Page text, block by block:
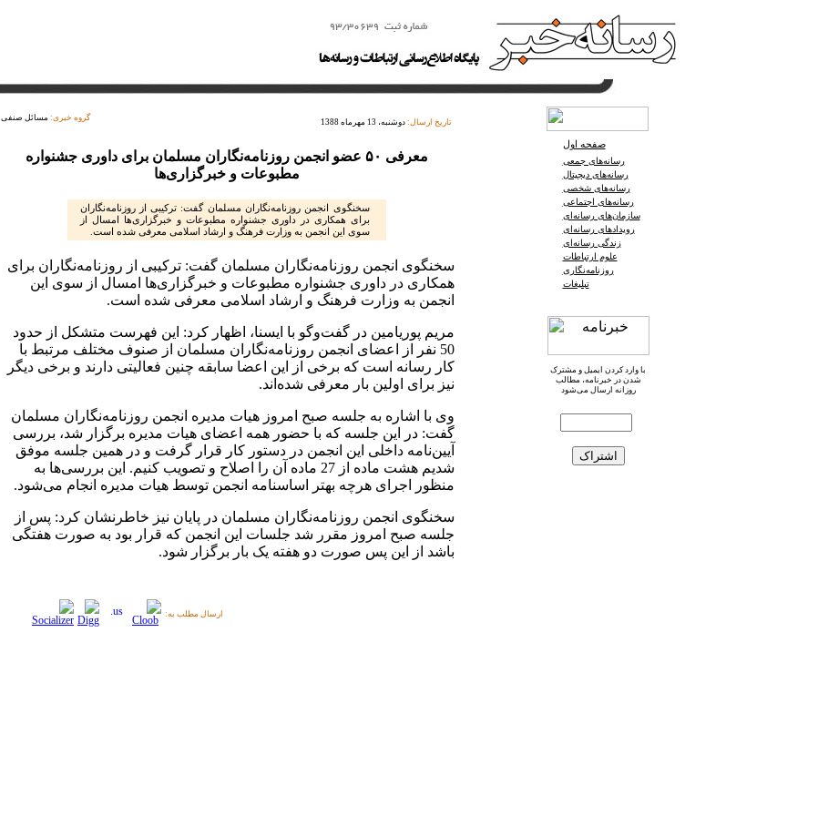
گروه خبری: مسائل صنفی تاریخ ارسال: دوشنبه، 13 مهرماه 1388
معرفی ۵۰ عضو انجمن روزنامه‌نگاران مسلمان برای داوری جشنواره
مطبوعات و خبرگزاری‌ها
سخنگوی انجمن روزنامه‌نگاران مسلمان گفت: ترکیبی از روزنامه‌نگاران
برای همکاری در داوری جشنواره مطبوعات و خبرگزاری‌ها امسال از
سوی این انجمن به وزارت فرهنگ و ارشاد اسلامی معرفی شده است.
سخنگوی انجمن روزنامه‌نگاران مسلمان گفت: ترکیبی از روزنامه‌نگاران برای
همکاری در داوری جشنواره مطبوعات و خبرگزاری‌ها امسال از سوی این
انجمن به وزارت فرهنگ و ارشاد اسلامی معرفی شده است.
مریم پوریامین در گفت‌وگو با ایسنا، اظهار کرد: این فهرست متشکل از حدود
50 نفر از اعضای انجمن روزنامه‌نگاران مسلمان از صنوف مختلف مرتبط با
کار رسانه است که برخی از این اعضا سابقه چنین فعالیتی دارند و برخی دیگر
نیز برای اولین بار معرفی شده‌اند.
وی با اشاره به جلسه صبح امروز هیات مدیره انجمن روزنامه‌نگاران مسلمان
گفت: در این جلسه که با حضور همه اعضای هیات مدیره برگزار شد، بررسی
آیین‌نامه داخلی این انجمن در دستور کار قرار گرفت و در همین جلسه موفق
شدیم هشت ماده از 27 ماده آن را اصلاح و تصویب کنیم. این بررسی‌ها به
منظور اجرای هرچه بهتر اساسنامه انجمن توسط هیات مدیره انجام می‌شود.
سخنگوی انجمن روزنامه‌نگاران مسلمان در پایان نیز خاطرنشان کرد: پس از
جلسه صبح امروز مقرر شد جلسات این انجمن که قرار بود به صورت هفتگی
باشد از این پس صورت دو هفته یک بار برگزار شود.
ارسال مطلب به:
صفحه اول
رسانه‌های جمعی
رسانه‌های دیجیتال
رسانه‌های شخصی
رسانه‌های اجتماعی
سازمان‌های رسانه‌ای
رویدادهای رسانه‌ای
زندگی رسانه‌ای
علوم ارتباطات
روزنامه‌نگاری
تبلیغات
با وارد کردن ایمیل و مشترک
شدن در خبرنامه، مطالب
روزانه ارسال می‌شود